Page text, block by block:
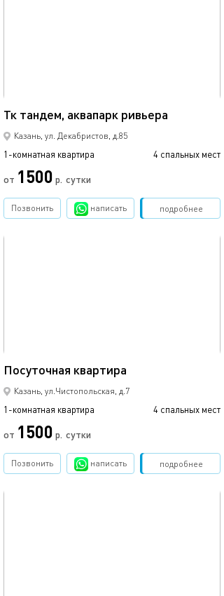
Тк тандем, аквапарк ривьера
Казань, ул. Декабристов, д.85
1-комнатная квартира 4 спальных мест
от 1500 р. сутки
подробнее
Позвонить написать Забронировать
Посуточная квартира
Казань, ул.Чистопольская, д.7
1-комнатная квартира 4 спальных мест
от 1500 р. сутки
подробнее
Позвонить написать Забронировать